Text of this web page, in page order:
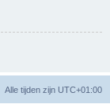
Alle tijden zijn UTC+01:00